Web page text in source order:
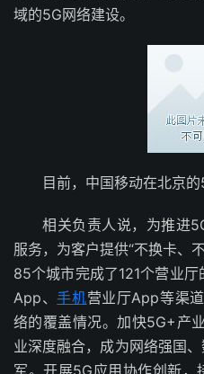
域的5G网络建设。
目前，中国移动在北京的
相关负责人说，为推进
服务，为客户提供“不换卡、
85个城市完成了121个营业
App、手机营业厅App等渠
络的覆盖情况。加快5G+产
业深度融合，成为网络强国
军。开展5G应用协作创新，